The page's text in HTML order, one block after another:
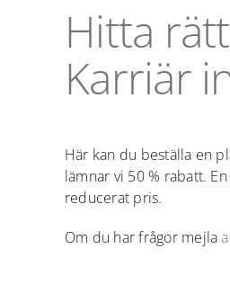
Hitta
Karriär
Här kan du beställa en
lämnar vi 50 % rabatt.
reducerat pris.
Om du har frågor mejla